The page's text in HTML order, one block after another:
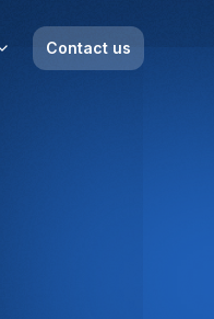
Contact us